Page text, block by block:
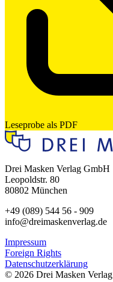
Leseprobe als PDF
Drei Masken Verlag GmbH
Leopoldstr. 80
80802 München
+49 (089) 544 56 - 909
info@dreimaskenverlag.de
Impressum
Foreign Rights
Datenschutzerklärung
© 2026 Drei Masken Verlag